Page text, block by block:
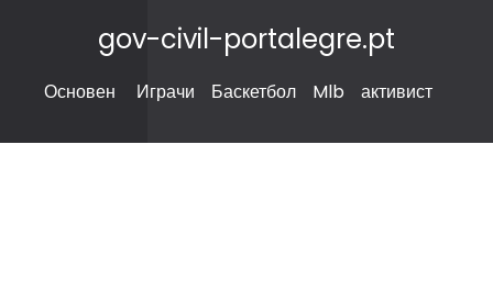
gov-civil-portalegre.pt
Основен Играчи Баскетбол Mlb активист